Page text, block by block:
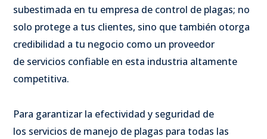
subestimada en tu empresa de control de plagas; no
solo protege a tus clientes, sino que también otorga
credibilidad a tu negocio como un proveedor
de servicios confiable en esta industria altamente
competitiva.
Para garantizar la efectividad y seguridad de
los servicios de manejo de plagas para todas las